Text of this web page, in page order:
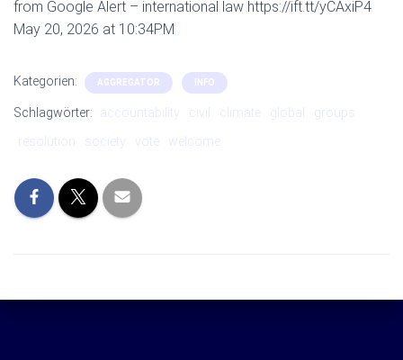
from Google Alert – international law https://ift.tt/yCAxiP4
May 20, 2026 at 10:34PM
Kategorien: AGGREGATOR INFO
Schlagwörter: accountability climate global
groups
resolution
society vote welcome